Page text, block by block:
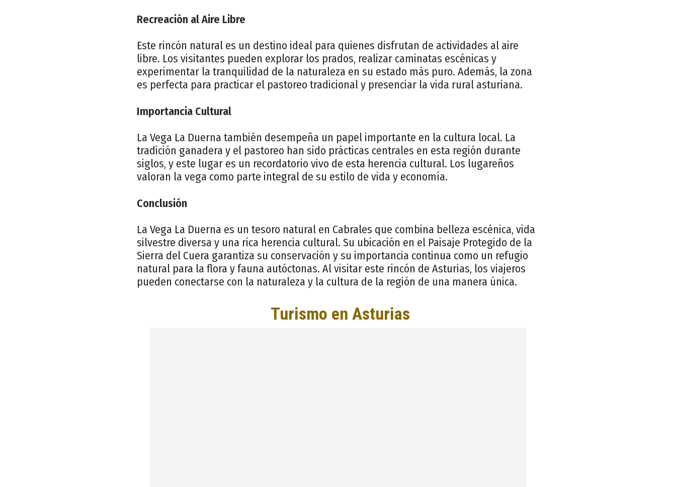
Recreación al Aire Libre
Este rincón natural es un destino ideal para quienes disfrutan de actividades al aire
libre. Los visitantes pueden explorar los prados, realizar caminatas escénicas y
experimentar la tranquilidad de la naturaleza en su estado más puro. Además, la zona
es perfecta para practicar el pastoreo tradicional y presenciar la vida rural asturiana.
Importancia Cultural
La Vega La Duerna también desempeña un papel importante en la cultura local. La
tradición ganadera y el pastoreo han sido prácticas centrales en esta región durante
siglos, y este lugar es un recordatorio vivo de esta herencia cultural. Los lugareños
valoran la vega como parte integral de su estilo de vida y economía.
Conclusión
La Vega La Duerna es un tesoro natural en Cabrales que combina belleza escénica, vida
silvestre diversa y una rica herencia cultural. Su ubicación en el Paisaje Protegido de la
Sierra del Cuera garantiza su conservación y su importancia continua como un refugio
natural para la flora y fauna autóctonas. Al visitar este rincón de Asturias, los viajeros
pueden conectarse con la naturaleza y la cultura de la región de una manera única.